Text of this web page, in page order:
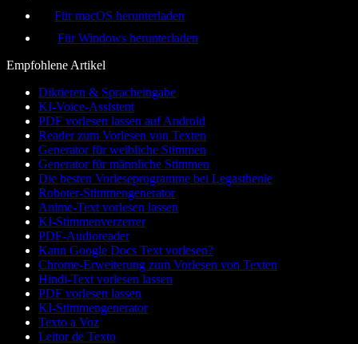
Für macOS herunterladen
Für Windows herunterladen
Empfohlene Artikel
Diktieren & Spracheingabe
KI-Voice-Assistent
PDF vorlesen lassen auf Android
Reader zum Vorlesen von Texten
Generator für weibliche Stimmen
Generator für männliche Stimmen
Die besten Vorleseprogramme bei Legasthenie
Roboter-Stimmengenerator
Anime-Text vorlesen lassen
KI-Stimmenverzerrer
PDF-Audioreader
Kann Google Docs Text vorlesen?
Chrome-Erweiterung zum Vorlesen von Texten
Hindi-Text vorlesen lassen
PDF vorlesen lassen
KI-Stimmengenerator
Texto a Voz
Leitor de Texto